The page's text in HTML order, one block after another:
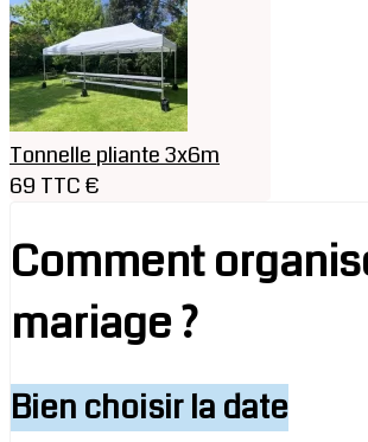
Tonnelle pliante 3x6m
69 TTC €
Comment
mariage ?
Bien choisir la date